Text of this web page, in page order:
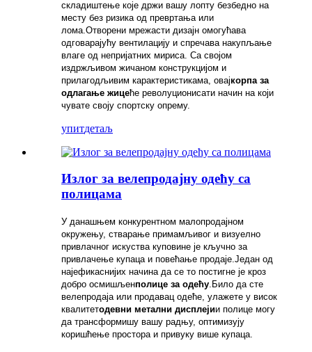
складиштење које држи вашу лопту безбедно на
месту без ризика од превртања или
лома.Отворени мрежасти дизајн омогућава
одговарајућу вентилацију и спречава накупљање
влаге од непријатних мириса. Са својом
издржљивом жичаном конструкцијом и
прилагодљивим карактеристикама, овајкорпа за
одлагање жицеће револуционисати начин на који
чувате своју спортску опрему.
упитдетаљ
Излог за велепродајну одећу са
полицама
У данашњем конкурентном малопродајном
окружењу, стварање примамљивог и визуелно
привлачног искуства куповине је кључно за
привлачење купаца и повећање продаје.Један од
најефикаснијих начина да се то постигне је кроз
добро осмишљенполице за одећу.Било да сте
велепродаја или продавац одеће, улажете у висок
квалитетодевни метални дисплејии полице могу
да трансформишу вашу радњу, оптимизују
коришћење простора и привуку више купаца.